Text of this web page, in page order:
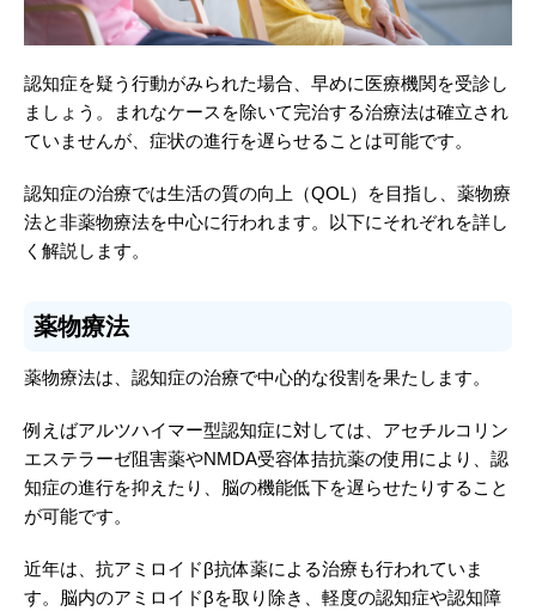
認知症を疑う行動がみられた場合、早めに医療機関を受診し
ましょう。まれなケースを除いて完治する治療法は確立され
ていませんが、症状の進行を遅らせることは可能です。
認知症の治療では生活の質の向上（QOL）を目指し、薬物療
法と非薬物療法を中心に行われます。以下にそれぞれを詳し
く解説します。
薬物療法
薬物療法は、認知症の治療で中心的な役割を果たします。
例えばアルツハイマー型認知症に対しては、アセチルコリン
エステラーゼ阻害薬やNMDA受容体拮抗薬の使用により、認
知症の進行を抑えたり、脳の機能低下を遅らせたりすること
が可能です。
近年は、抗アミロイドβ抗体薬による治療も行われていま
す。脳内のアミロイドβを取り除き、軽度の認知症や認知障